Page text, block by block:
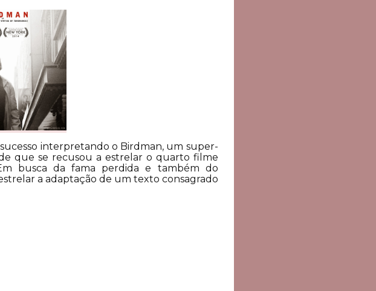
interpretando o Birdman, um super-
que se recusou a estrelar o quarto filme
busca da fama perdida e também do
a adaptação de um texto consagrado